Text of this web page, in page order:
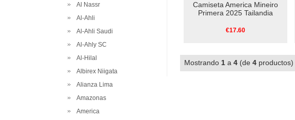
Al Nassr
Al-Ahli
Al-Ahli Saudi
Al-Ahly SC
Al-Hilal
Albirex Niigata
Alianza Lima
Amazonas
America
Camiseta America Mineiro
Primera 2025 Tailandia
€17.60
Mostrando 1 a 4 (de 4